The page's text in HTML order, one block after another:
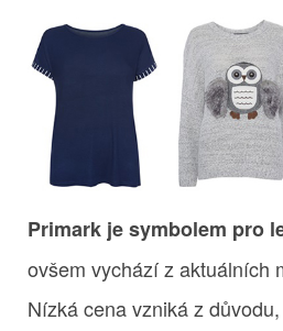
Primark je symbolem pro
ovšem vychází z aktuálních
Nízká cena vzniká z